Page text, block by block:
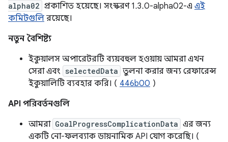
alpha02 প্রকাশিত হয়েছে। সংস্করণ 1.3.0-alpha02-এ এই
কমিটগুলি রয়েছে।
নতুন বৈশিষ্ট্য
ইকুয়ালস অপারেটরটি ব্যয়বহুল হওয়ায় আমরা এখন
সেরা এবং selectedData তুলনা করার জন্য রেফারেন্স
ইকুয়ালিটি ব্যবহার করি। ( 446b00 )
API পরিবর্তনগুলি
আমরা GoalProgressComplicationData এর জন্য
একটি নো-ফলব্যাক ডায়নামিক API যোগ করেছি। (